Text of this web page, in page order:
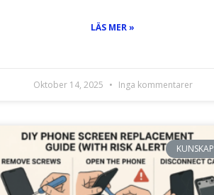
LÄS MER »
Oktober 14, 2025 Inga kommentarer
KUNSKAP